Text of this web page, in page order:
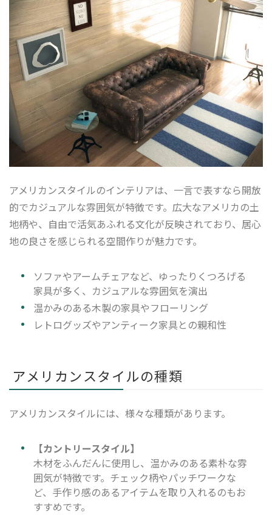
アメリカンスタイルのインテリアは、一言で表すなら開放
的でカジュアルな雰囲気が特徴です。広大なアメリカの土
地柄や、自由で活気あふれる文化が反映されており、居心
地の良さを感じられる空間作りが魅力です。
ソファやアームチェアなど、ゆったりくつろげる
家具が多く、カジュアルな雰囲気を演出
温かみのある木製の家具やフローリング
レトログッズやアンティーク家具との親和性
アメリカンスタイルの種類
アメリカンスタイルには、様々な種類があります。
【カントリースタイル】
木材をふんだんに使用し、温かみのある素朴な雰
囲気が特徴です。チェック柄やパッチワークな
ど、手作り感のあるアイテムを取り入れるのもお
すすめです。